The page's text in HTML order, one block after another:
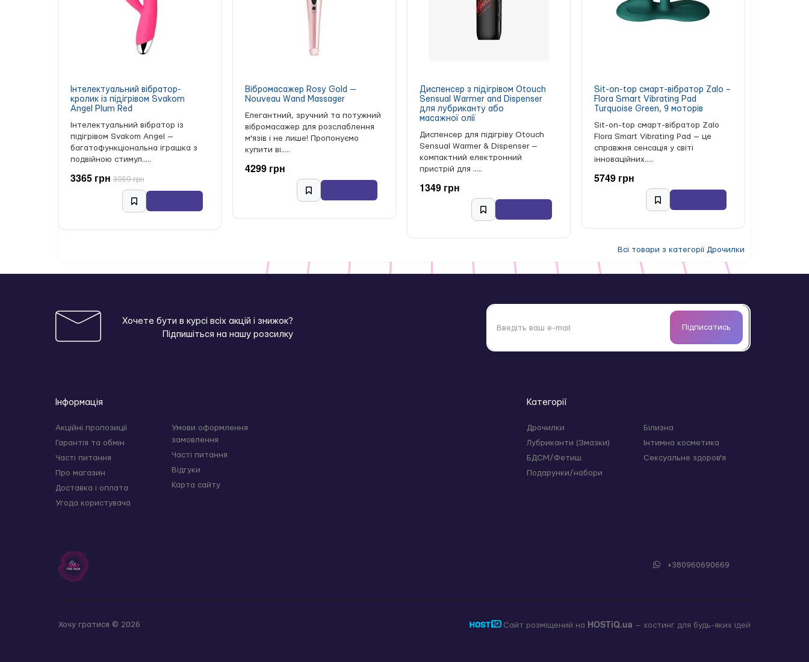
Інтелектуальний вібратор-
кролик із підігрівом Svakom
Angel Plum Red
Інтелектуальний вібратор із
підігрівом Svakom Angel —
багатофункціональна іграшка з
подвійною стимул.....
3365 грн 3959 грн
Вібромасажер Rosy Gold —
Nouveau Wand Massager
Елегантний, зручний та потужний
вібромасажер для розслаблення
м'язів і не лише! Пропонуємо
купити ві.....
4299 грн
Диспенсер з підігрівом Otouch
Sensual Warmer and Dispenser
для лубриканту або
масажної олії
Диспенсер для підігріву Otouch
Sensual Warmer & Dispenser —
компактний електронний
пристрій для .....
1349 грн
Sit-on-top смарт-вібратор Zalo –
Flora Smart Vibrating Pad
Turquoise Green, 9 моторів
Sit-on-top смарт-вібратор Zalo
Flora Smart Vibrating Pad — це
справжня сенсація у світі
інноваційних.....
5749 грн
Всі товари з категорії Дрочилки
Хочете бути в курсі всіх акцій і знижок?
Підпишіться на нашу розсилку
Підписатись
Інформація
Акційні пропозиції
Гарантія та обмін
Часті питання
Про магазин
Доставка і оплата
Угода користувача
Умови оформлення
замовлення
Часті питання
Відгуки
Карта сайту
Категорії
Дрочилки
Лубриканти (Змазки)
БДСМ/Фетиш
Подарунки/набори
Білизна
Інтимна косметика
Сексуальне здоров'я
+380960690669
Хочу гратися © 2026 Сайт розміщений на HOSTiQ.ua — хостинг для будь-яких ідей